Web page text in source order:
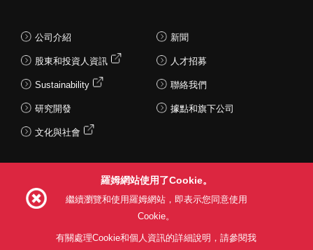
公司介紹
股東和投資人資訊
Sustainability
研究開發
文化與社會
新聞
人才招募
聯絡我們
據點和旗下公司
羅姆網站使用了Cookie。
繼續瀏覽和使用羅姆網站，即表示您同意使用
Cookie。
有關處理Cookie和個人資訊的詳細說明，請參閱我